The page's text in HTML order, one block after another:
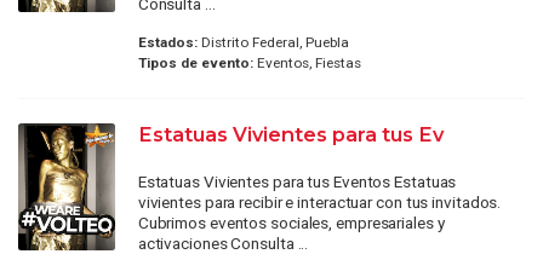
Consulta ...
Estados:Distrito Federal, Puebla
Tipos de evento:Eventos, Fiestas
Estatuas Vivientes para tus Ev
Estatuas Vivientes para tus Eventos Estatuas
vivientes para recibir e interactuar con tus invitados.
Cubrimos eventos sociales, empresariales y
activaciones Consulta ...